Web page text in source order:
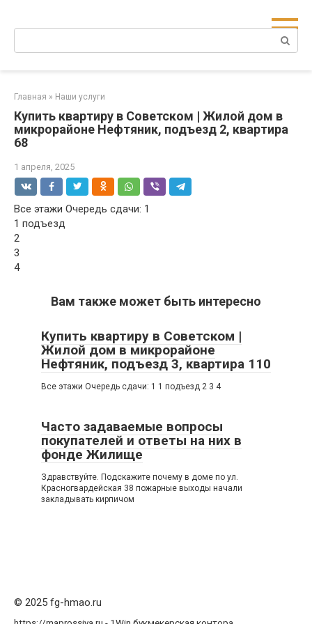
Поиск:
Главная » Наши услуги
Купить квартиру в Советском | Жилой дом в
микрорайоне Нефтяник, подъезд 2, квартира
68
1 апреля, 2025
Все этажи Очередь сдачи: 1
1 подъезд
2
3
4
Вам также может быть интересно
Купить квартиру в Советском |
Жилой дом в микрорайоне
Нефтяник, подъезд 3, квартира 110
Все этажи Очередь сдачи: 1 1 подъезд 2 3 4
Часто задаваемые вопросы
покупателей и ответы на них в
фонде Жилище
Здравствуйте. Подскажите почему в доме по ул.
Красногвардейская 38 пожарные выходы начали
закладывать кирпичом
© 2025 fg-hmao.ru